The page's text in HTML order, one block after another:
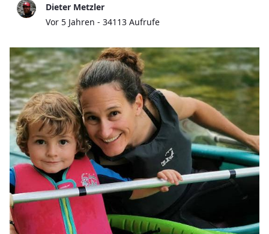
Dieter Metzler
Publikationsdatum
Vor 5 Jahren - 34113 Aufrufe